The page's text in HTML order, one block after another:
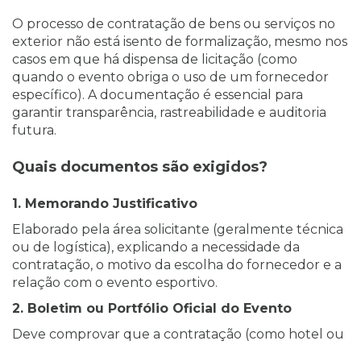
O processo de contratação de bens ou serviços no
exterior não está isento de formalização, mesmo nos
casos em que há dispensa de licitação (como
quando o evento obriga o uso de um fornecedor
específico). A documentação é essencial para
garantir transparência, rastreabilidade e auditoria
futura.
Quais documentos são exigidos?
1. Memorando Justificativo
Elaborado pela área solicitante (geralmente técnica
ou de logística), explicando a necessidade da
contratação, o motivo da escolha do fornecedor e a
relação com o evento esportivo.
2. Boletim ou Portfólio Oficial do Evento
Deve comprovar que a contratação (como hotel ou